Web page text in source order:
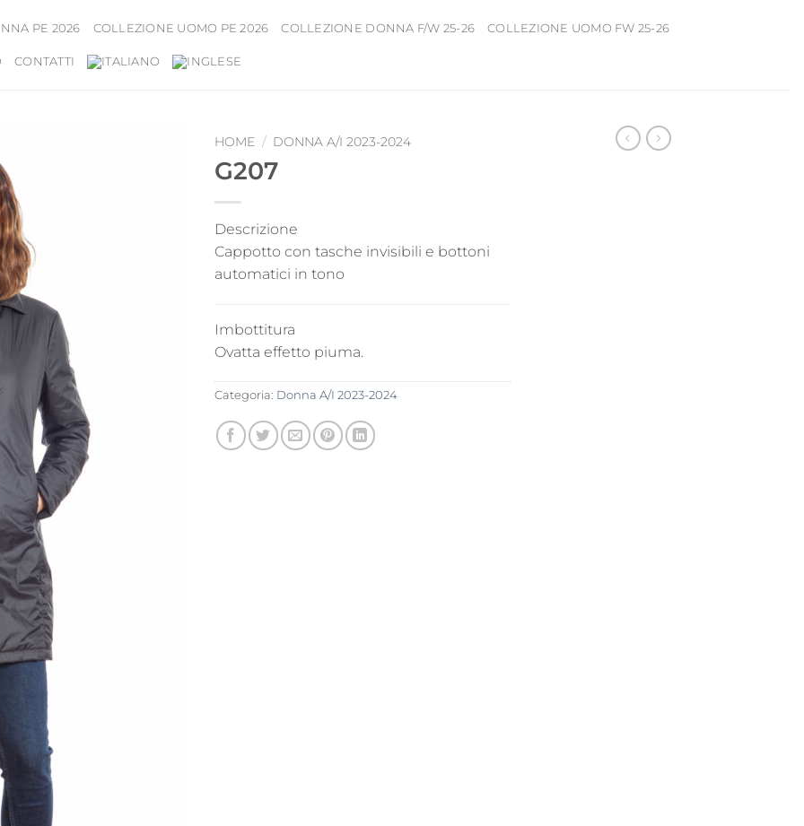
PE 2026 COLLEZIONE UOMO PE 2026 COLLEZIONE DONNA F/W 25-26 COLLEZIONE UOMO FW 25-26
CONTATTI
HOME / DONNA A/I 2023-2024
G207
Descrizione
Cappotto con tasche invisibili e bottoni
automatici in tono
Imbottitura
Ovatta effetto piuma.
Categoria: Donna A/I 2023-2024